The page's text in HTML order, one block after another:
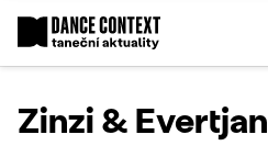
Zinzi & Evertjan